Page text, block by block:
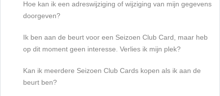
Hoe kan ik een adreswijziging of wijziging van mijn gegevens
doorgeven?
Ik ben aan de beurt voor een Seizoen Club Card, maar heb
op dit moment geen interesse. Verlies ik mijn plek?
Kan ik meerdere Seizoen Club Cards kopen als ik aan de
beurt ben?